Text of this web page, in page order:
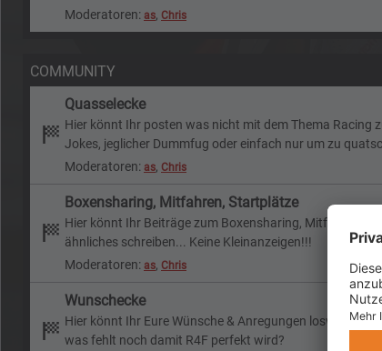
Moderatoren: as, Chris
COMMUNITY
Quasselecke
Hier könnt Ihr posten was nicht mit dem Thema Racing
Jokes, jeglicher Dummfug oder einfach nur um zu
Moderatoren: as, Chris
Boxensharing, Mitfahren, Startplätze
Hier könnt Ihr Beiträge zum Boxensharing,
ähnliches schreiben... Keine Kleinanzeigen!!!
Moderatoren: as, Chris
Wunschecke
Hier könnt Ihr Eure Wünsche & Anregungen loswerden -
was fehlt noch damit R4F perfekt wird?